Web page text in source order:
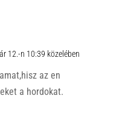
12.-n 10:39 közelében
az en
a hordokat.